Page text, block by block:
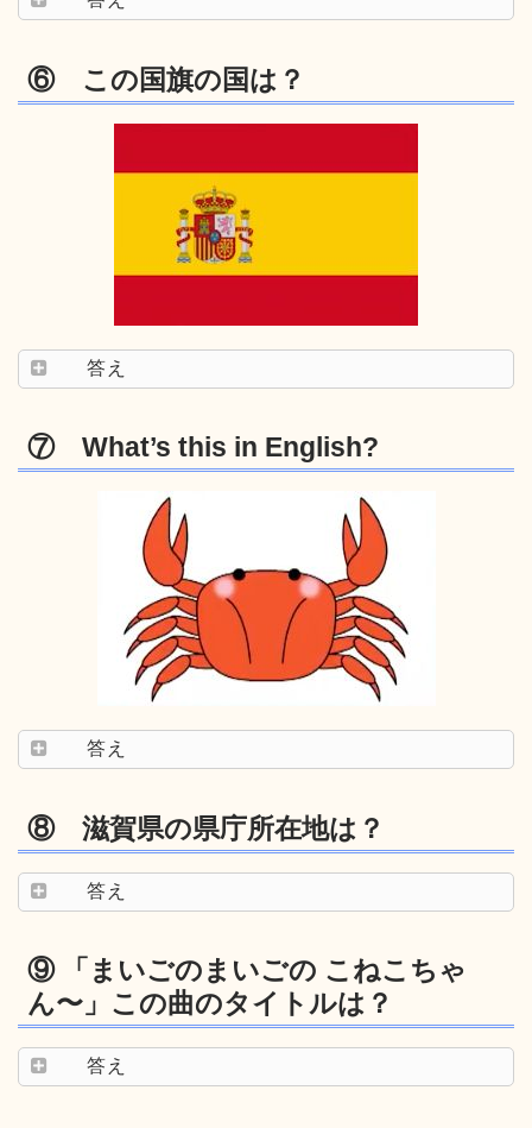
⑥ この国旗の国は？
答え
⑦ What’s this in English?
答え
⑧ 滋賀県の県庁所在地は？
答え
⑨ 「まいごのまいごの こねこちゃ
ん〜」この曲のタイトルは？
答え